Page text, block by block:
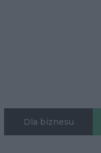
Dla biznesu